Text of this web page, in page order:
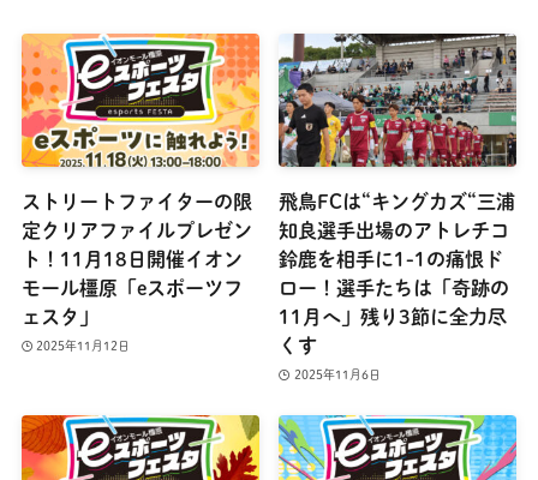
ストリートファイターの限
定クリアファイルプレゼン
ト！11月18日開催イオン
モール橿原「eスポーツフ
ェスタ」
2025年11月12日
飛鳥FCは“キングカズ“三浦
知良選手出場のアトレチコ
鈴鹿を相手に1-1の痛恨ド
ロー！選手たちは「奇跡の
11月へ」残り3節に全力尽
くす
2025年11月6日